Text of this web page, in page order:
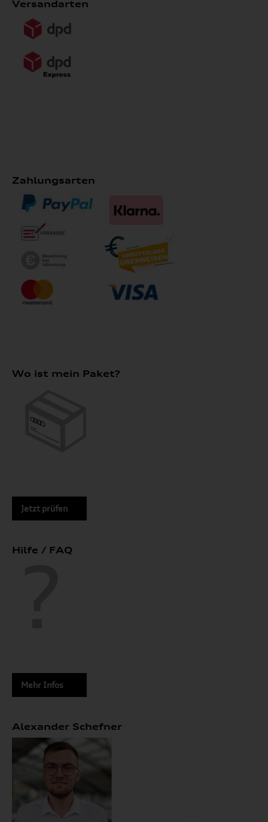
Versandarten
Zahlungsarten
Wo ist mein Paket?
Jetzt prüfen
Hilfe / FAQ
Mehr Infos
Alexander Schefner